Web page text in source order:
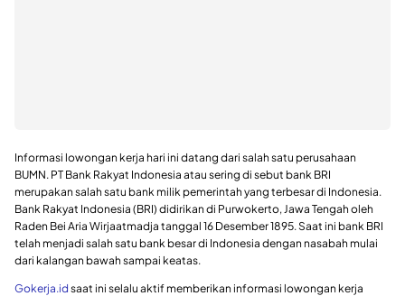
Informasi lowongan kerja hari ini datang dari salah satu perusahaan
BUMN. PT Bank Rakyat Indonesia atau sering di sebut bank BRI
merupakan salah satu bank milik pemerintah yang terbesar di Indonesia.
Bank Rakyat Indonesia (BRI) didirikan di Purwokerto, Jawa Tengah oleh
Raden Bei Aria Wirjaatmadja tanggal 16 Desember 1895. Saat ini bank BRI
telah menjadi salah satu bank besar di Indonesia dengan nasabah mulai
dari kalangan bawah sampai keatas.
Gokerja.id saat ini selalu aktif memberikan informasi lowongan kerja